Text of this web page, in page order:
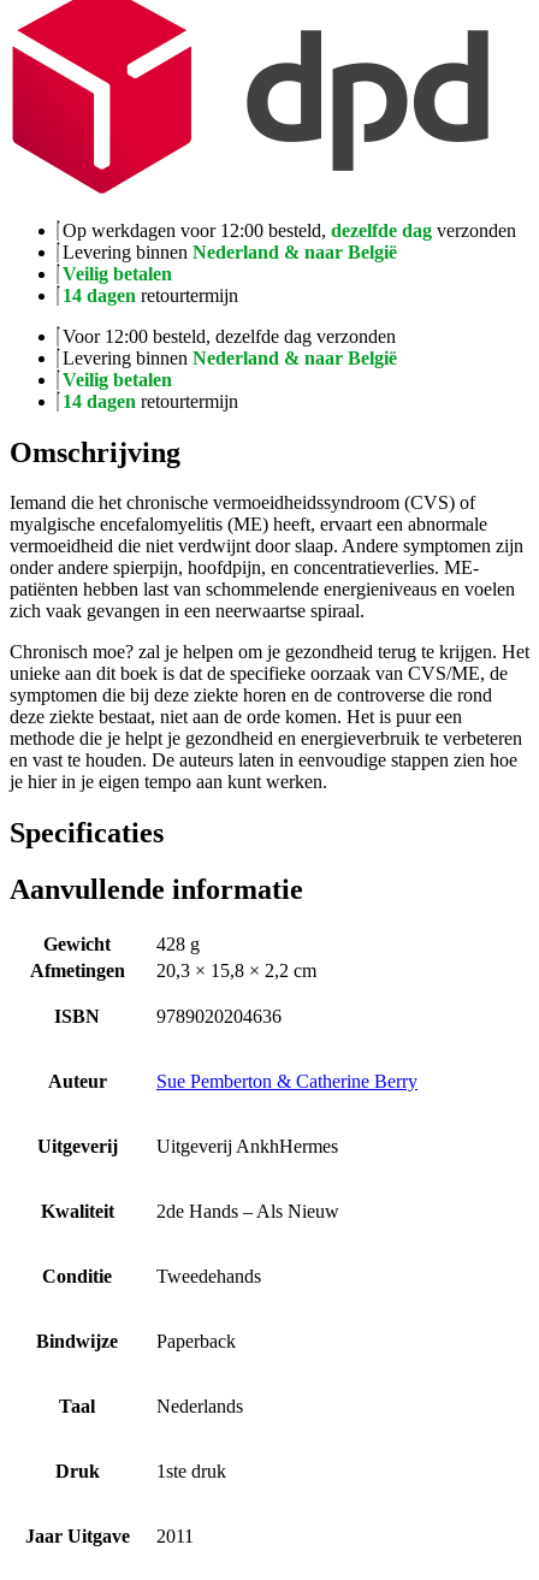
Op werkdagen voor 12:00 besteld, dezelfde dag verzonden
Levering binnen Nederland & naar België
Veilig betalen
14 dagen retourtermijn
Voor 12:00 besteld, dezelfde dag verzonden
Levering binnen Nederland & naar België
Veilig betalen
14 dagen retourtermijn
Omschrijving
Iemand die het chronische vermoeidheidssyndroom (CVS) of
myalgische encefalomyelitis (ME) heeft, ervaart een abnormale
vermoeidheid die niet verdwijnt door slaap. Andere symptomen zijn
onder andere spierpijn, hoofdpijn, en concentratieverlies. ME-
patiënten hebben last van schommelende energieniveaus en voelen
zich vaak gevangen in een neerwaartse spiraal.
Chronisch moe? zal je helpen om je gezondheid terug te krijgen. Het
unieke aan dit boek is dat de specifieke oorzaak van CVS/ME, de
symptomen die bij deze ziekte horen en de controverse die rond
deze ziekte bestaat, niet aan de orde komen. Het is puur een
methode die je helpt je gezondheid en energieverbruik te verbeteren
en vast te houden. De auteurs laten in eenvoudige stappen zien hoe
je hier in je eigen tempo aan kunt werken.
Specificaties
Aanvullende informatie
Gewicht
428 g
Afmetingen
20,3 × 15,8 × 2,2 cm
ISBN 9789020204636
Auteur Sue Pemberton & Catherine Berry
Uitgeverij Uitgeverij AnkhHermes
Kwaliteit 2de Hands – Als Nieuw
Conditie Tweedehands
Bindwijze Paperback
Taal Nederlands
Druk 1ste druk
Jaar Uitgave 2011